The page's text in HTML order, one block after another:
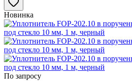
Новинка
По запросу